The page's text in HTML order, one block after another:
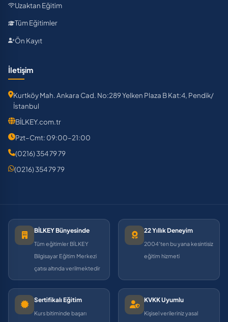
Uzaktan Eğitim
Tüm Eğitimler
Ön Kayıt
İletişim
Kurtköy Mah. Ankara Cad. No:289 Yelken Plaza B Kat:4, Pendik/
İstanbul
BİLKEY.com.tr
Pzt–Cmt: 09:00–21:00
(0216) 354 79 79
(0216) 354 79 79
BİLKEY Bünyesinde
Tüm eğitimler BİLKEY
Bilgisayar Eğitim Merkezi
çatısı altında verilmektedir
22 Yıllık Deneyim
2004'ten bu yana kesintisiz
eğitim hizmeti
Sertifikalı Eğitim
Kurs bitiminde başarı
KVKK Uyumlu
Kişisel verileriniz yasal